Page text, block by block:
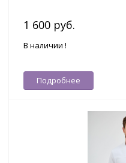
1 600 руб.
В наличии !
Подробнее